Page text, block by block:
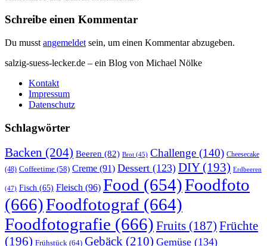
Schreibe einen Kommentar
Du musst angemeldet sein, um einen Kommentar abzugeben.
salzig-suess-lecker.de – ein Blog von Michael Nölke
Kontakt
Impressum
Datenschutz
Schlagwörter
Backen (204) Beeren (82) Brot (45) Challenge (140) Cheesecake
(48) Coffeetime (58) Creme (91) Dessert (123) DIY(193) Erdbeeren
(47) Fisch (65) Fleisch (96) Food (654)Foodfoto
(666)Foodfotograf (664)
Foodfotografie (666) Fruits (187) Früchte
(196) Frühstück (64) Gebäck (210) Gemüse (134)